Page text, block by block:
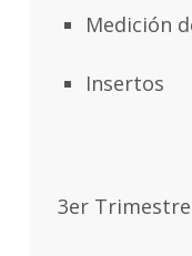
Medición
Insertos
3er Trimestre